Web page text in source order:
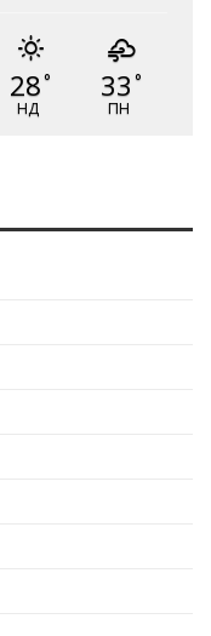
28°
НД
33 °
ПН